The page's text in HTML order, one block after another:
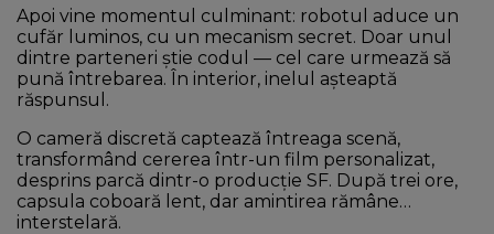
Apoi vine momentul culminant: robotul aduce un
cufăr luminos, cu un mecanism secret. Doar unul
dintre parteneri știe codul — cel care urmează să
pună întrebarea. În interior, inelul așteaptă
răspunsul.
O cameră discretă captează întreaga scenă,
transformând cererea într-un film personalizat,
desprins parcă dintr-o producție SF. După trei ore,
capsula coboară lent, dar amintirea rămâne…
interstelară.